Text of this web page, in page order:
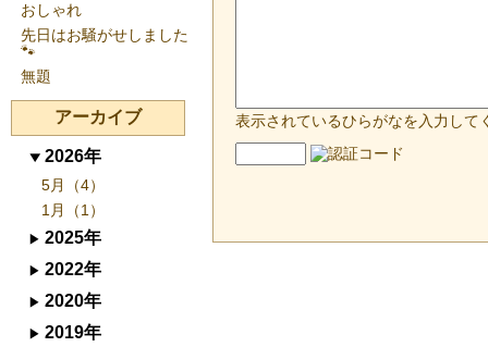
表示されているひらがなを入力して
おしゃれ
先日はお騒がせしました
🐾
無題
アーカイブ
2026年
5月（4）
1月（1）
2025年
2022年
2020年
2019年